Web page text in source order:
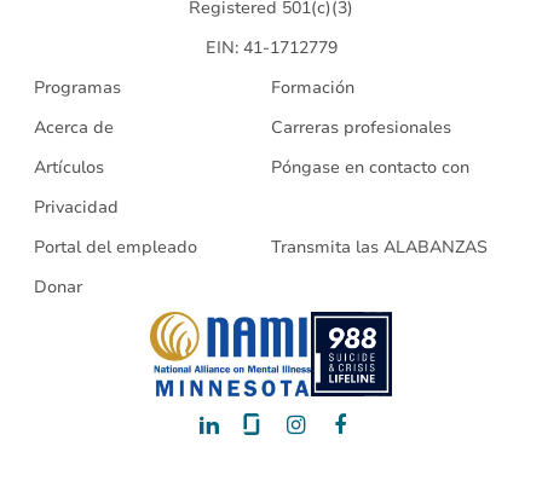
Registered 501(c)(3)
EIN: 41-1712779
Programas
Formación
Acerca de
Carreras profesionales
Artículos
Póngase en contacto con
Privacidad
Portal del empleado
Transmita las ALABANZAS
Donar